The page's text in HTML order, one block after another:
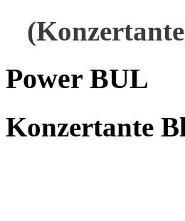
Power BUL
Konzertante